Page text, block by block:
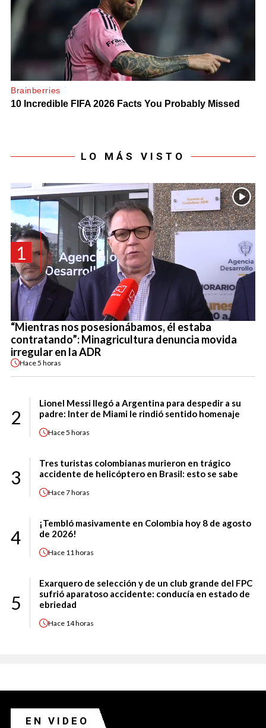
LO MÁS VISTO
1
“Mientras nos posesionábamos, él estaba
contratando”: Minagricultura denuncia movida
irregular en la ADR
Hace5 horas
2
Lionel Messi llegó a Argentina para despedir a su
padre: Inter de Miami le rindió sentido homenaje
Hace5 horas
3
Tres turistas colombianas murieron en trágico
accidente de helicóptero en Brasil: esto se sabe
Hace7 horas
4
¡Tembló masivamente en Colombia hoy 8 de agosto
de 2026!
Hace 11 horas
5
Exarquero de selección y de un club grande del FPC
sufrió aparatoso accidente: conducía en estado de
ebriedad
Hace 14 horas
EN VIDEO